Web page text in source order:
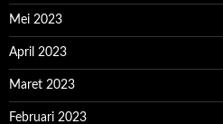
Mei 2023
April 2023
Maret 2023
Februari 2023